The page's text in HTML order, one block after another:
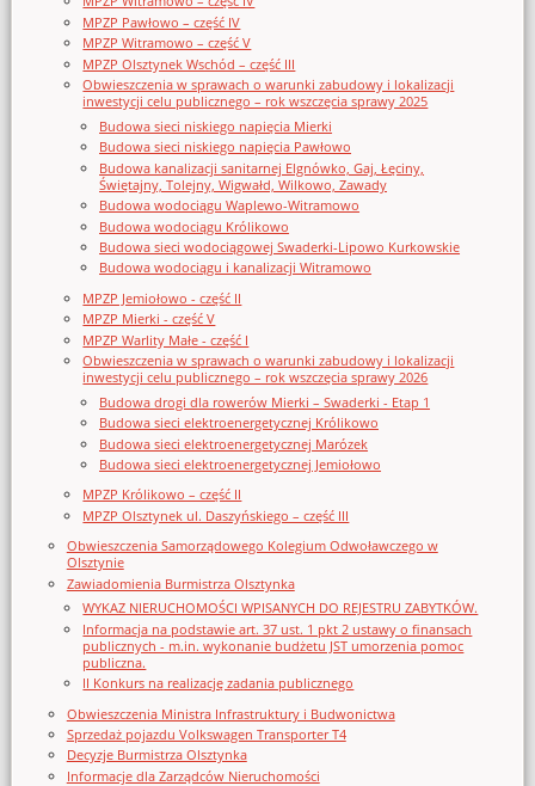
MPZP Pawłowo – część IV
MPZP Witramowo – część V
MPZP Olsztynek Wschód – część III
Obwieszczenia w sprawach o warunki zabudowy i lokalizacji
inwestycji celu publicznego – rok wszczęcia sprawy 2025
Budowa sieci niskiego napięcia Mierki
Budowa sieci niskiego napięcia Pawłowo
Budowa kanalizacji sanitarnej Elgnówko, Gaj, Łęciny,
Świętajny, Tolejny, Wigwałd, Wilkowo, Zawady
Budowa wodociągu Waplewo-Witramowo
Budowa wodociągu Królikowo
Budowa sieci wodociągowej Swaderki-Lipowo Kurkowskie
Budowa wodociągu i kanalizacji Witramowo
MPZP Jemiołowo - część II
MPZP Mierki - część V
MPZP Warlity Małe - część I
Obwieszczenia w sprawach o warunki zabudowy i lokalizacji
inwestycji celu publicznego – rok wszczęcia sprawy 2026
Budowa drogi dla rowerów Mierki – Swaderki - Etap 1
Budowa sieci elektroenergetycznej Królikowo
Budowa sieci elektroenergetycznej Marózek
Budowa sieci elektroenergetycznej Jemiołowo
MPZP Królikowo – część II
MPZP Olsztynek ul. Daszyńskiego – część III
Obwieszczenia Samorządowego Kolegium Odwoławczego w
Olsztynie
Zawiadomienia Burmistrza Olsztynka
WYKAZ NIERUCHOMOŚCI WPISANYCH DO REJESTRU ZABYTKÓW.
Informacja na podstawie art. 37 ust. 1 pkt 2 ustawy o finansach
publicznych - m.in. wykonanie budżetu JST umorzenia pomoc
publiczna.
II Konkurs na realizację zadania publicznego
Obwieszczenia Ministra Infrastruktury i Budwonictwa
Sprzedaż pojazdu Volkswagen Transporter T4
Decyzje Burmistrza Olsztynka
Informacje dla Zarządców Nieruchomości